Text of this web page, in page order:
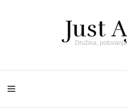
Just
Družina,